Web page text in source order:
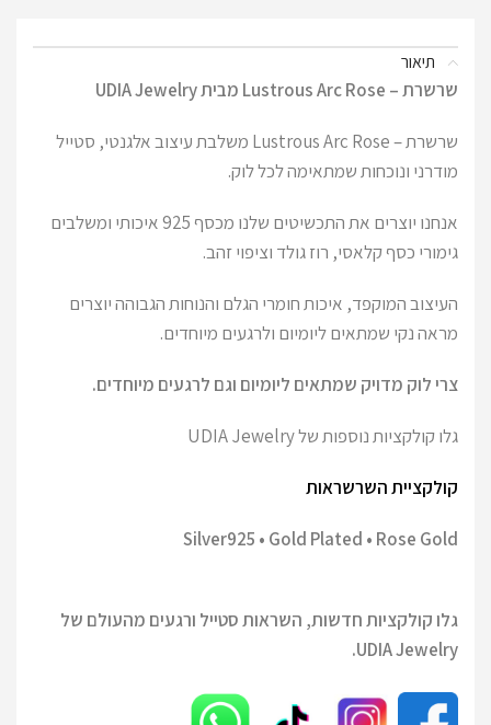
תיאור
שרשרת – Lustrous Arc Rose מבית UDIA Jewelry
שרשרת – Lustrous Arc Rose משלבת עיצוב אלגנטי, סטייל
מודרני ונוכחות שמתאימה לכל לוק.
אנחנו יוצרים את התכשיטים שלנו מכסף 925 איכותי ומשלבים
גימורי כסף קלאסי, רוז גולד וציפוי זהב.
העיצוב המוקפד, איכות חומרי הגלם והנוחות הגבוהה יוצרים
מראה נקי שמתאים ליומיום ולרגעים מיוחדים.
צרי לוק מדויק שמתאים ליומיום וגם לרגעים מיוחדים.
גלו קולקציות נוספות של UDIA Jewelry
קולקציית השרשראות
Silver925 • Gold Plated • Rose Gold
גלו קולקציות חדשות, השראות סטייל ורגעים מהעולם של
UDIA Jewelry.